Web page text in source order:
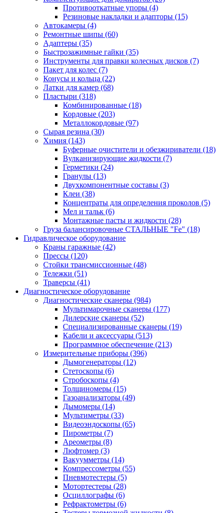
Противооткатные упоры (4)
Резиновые накладки и адапторы (15)
Автокамеры (4)
Ремонтные шипы (60)
Адаптеры (35)
Быстрозажимные гайки (35)
Инструменты для правки колесных дисков (7)
Пакет для колес (7)
Конусы и кольца (22)
Латки для камер (68)
Пластыри (318)
Комбинированные (18)
Кордовые (203)
Металлокордовые (97)
Сырая резина (30)
Химия (143)
Буферные очистители и обезжириватели (18)
Вулканизирующие жидкости (7)
Герметики (24)
Гранулы (13)
Двухкомпонентные составы (3)
Клеи (38)
Концентраты для определения проколов (5)
Мел и тальк (6)
Монтажные пасты и жидкости (28)
Груза балансировочные СТАЛЬНЫЕ "Fe" (18)
Гидравлическое оборудование
Краны гаражные (42)
Прессы (120)
Стойки трансмиссионные (48)
Тележки (51)
Траверсы (41)
Диагностическое оборудование
Диагностические сканеры (984)
Мультимарочные сканеры (177)
Дилерские сканеры (52)
Специализированные сканеры (19)
Кабели и аксессуары (513)
Программное обеспечение (213)
Измерительные приборы (396)
Дымогенераторы (12)
Стетоскопы (6)
Стробоскопы (4)
Толщиномеры (15)
Газоанализаторы (49)
Дымомеры (14)
Мультиметры (33)
Видеоэндоскопы (65)
Пирометры (7)
Ареометры (8)
Люфтомер (3)
Вакуумметры (14)
Компрессометры (55)
Пневмотестеры (5)
Мотортестеры (28)
Осциллографы (6)
Рефрактометры (6)